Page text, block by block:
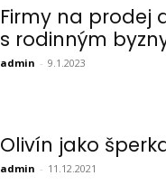
Firmy na prodej
s rodinným
admin - 9.1.2023
Olivín jako
admin - 11.12.2021